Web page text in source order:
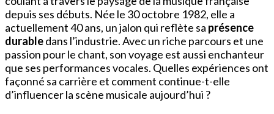
?
depuis ses débuts. Née le 30 octobre 1982, elle a
actuellement 40 ans, un jalon qui reflète sa présence
durabledans l’industrie. Avec un riche parcours et une
passion pour le chant, son voyage est aussi enchanteur
que ses performances vocales. Quelles expériences ont
façonné sa carrière et comment continue-t-elle
d’influencer la scène musicale aujourd’hui ?